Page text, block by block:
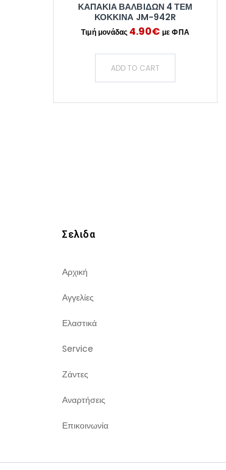
ΚΑΠΑΚΙΑ ΒΑΛΒΙΔΩΝ 4 ΤΕΜ
ΚΟΚΚΙΝΑ JM-942R
4.90€
ADD TO CART
Σελιδα
Αρχική
Αγγελίες
Ελαστικά
Service
Ζάντες
Αναρτήσεις
Επικοινωνία